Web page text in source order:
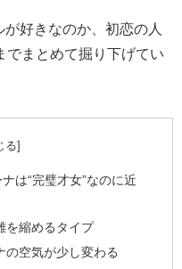
好きなのか、初恋の人
でまとめて掘り下げてい
は“完璧才女”なのに近
を縮めるタイプ
の空気が少し変わる